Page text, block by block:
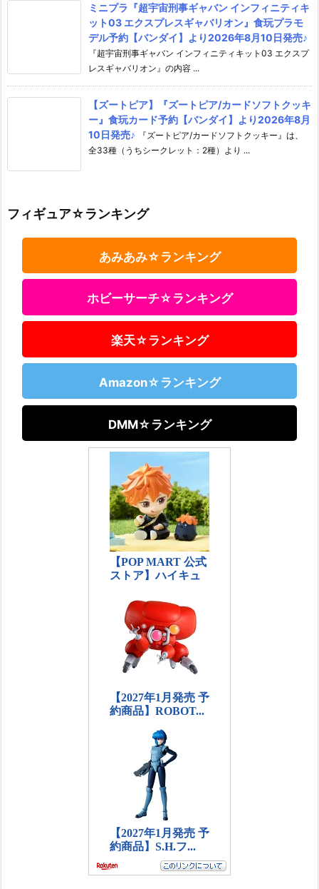
ミニプラ『超宇宙刑事ギャバン インフィニティキ
ット03 エクスプレスギャバリオン』食玩プラモ
デル予約【バンダイ】より2026年8月10日発売♪
『超宇宙刑事ギャバン インフィニティキット03 エクスプ
レスギャバリオン』の内容 ...
【ズートピア】『ズートピア/カードソフトクッキ
ー』食玩カード予約【バンダイ】より2026年8月
10日発売♪
『ズートピア/カードソフトクッキー』は、
全33種（うちシークレット：2種）より ...
フィギュア☆ランキング
あみあみ☆ランキング
ホビーサーチ☆ランキング
楽天☆ランキング
Amazon☆ランキング
DMM☆ランキング